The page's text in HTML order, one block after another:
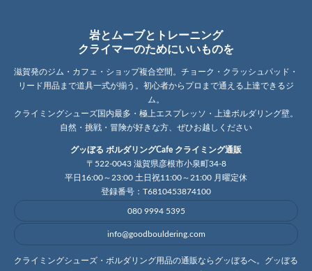
岩とムーブとトレーニング
クライマーのためにいいものを
滋賀発のジム・カフェ・ショップ複合空間。チョーク・クラッシュパッド・
リード用品まで道具一式が揃う。初心者からプロまで通える上達できるジ
ム。
クライミングシューズ国内最多・極上エスプレッソ・上達ボルダリング壁。
自然・挑戦・冒険が好きな方、ぜひお越しください
グッぼる ボルダリングCafe クライミング通販
〒522-0043 滋賀県彦根市小泉町34-8
平日16:00～23:00 土日祝11:00～21:00 月曜定休
登録番号：T6810453874100
080 9994 5395
info@goodbouldering.com
クライミングシューズ・ボルダリング用品の通販ならグッぼるへ。グッぼる